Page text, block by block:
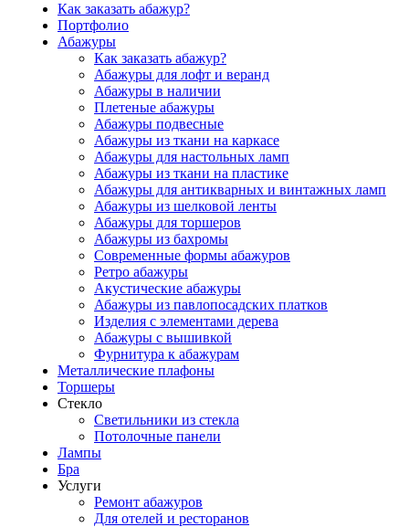
Как заказать абажур?
Портфолио
Абажуры
Как заказать абажур?
Абажуры для лофт и веранд
Абажуры в наличии
Плетеные абажуры
Абажуры подвесные
Абажуры из ткани на каркасе
Абажуры для настольных ламп
Абажуры из ткани на пластике
Абажуры для антикварных и винтажных ламп
Абажуры из шелковой ленты
Абажуры для торшеров
Абажуры из бахромы
Современные формы абажуров
Ретро абажуры
Акустические абажуры
Абажуры из павлопосадских платков
Изделия с элементами дерева
Абажуры с вышивкой
Фурнитура к абажурам
Металлические плафоны
Торшеры
Стекло
Светильники из стекла
Потолочные панели
Лампы
Бра
Услуги
Ремонт абажуров
Для отелей и ресторанов